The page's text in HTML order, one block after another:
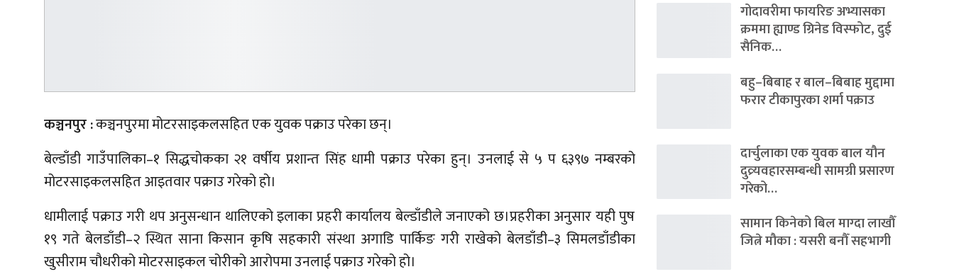
कञ्चनपुर :कञ्चनपुरमा मोटरसाइकलसहित एक युवक पक्राउ परेका छन्।
बेल्डाँडी गाउँपालिका–१ सिद्धचोकका २१ वर्षीय प्रशान्त सिंह धामी पक्राउ परेका हुन्। उनलाई से ५ प ६३९७ नम्बरको
मोटरसाइकलसहित आइतवार पक्राउ गरेको हो।
धामीलाई पक्राउ गरी थप अनुसन्धान थालिएको इलाका प्रहरी कार्यालय बेल्डाँडीले जनाएको छ।प्रहरीका अनुसार यही पुष
१९ गते बेलडाँडी–२ स्थित साना किसान कृषि सहकारी संस्था अगाडि पार्किङ गरी राखेको बेलडाँडी–३ सिमलडाँडीका
खुसीराम चौधरीको मोटरसाइकल चोरीको आरोपमा उनलाई पक्राउ गरेको हो।
गोदावरीमा फायरिङ अभ्यासका
क्रममा ह्याण्ड ग्रिनेड विस्फोट, दुई
सैनिक…
बहु–बिबाह र बाल–बिबाह मुद्दामा
फरार टीकापुरका शर्मा पक्राउ
दार्चुलाका एक युवक बाल यौन
दुव्र्यवहारसम्बन्धी सामग्री प्रसारण
गरेको…
सामान किनेको बिल माग्दा लाखौँ
जित्ने मौका : यसरी बनौँ सहभागी